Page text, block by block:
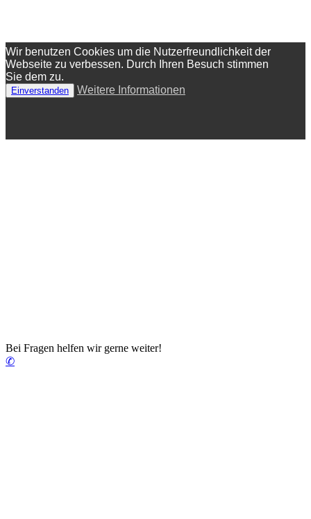
Wir benutzen Cookies um die Nutzerfreundlichkeit der
Webseite zu verbessen. Durch Ihren Besuch stimmen
Sie dem zu.
Einverstanden Weitere Informationen
Bei Fragen helfen wir gerne weiter!
✆